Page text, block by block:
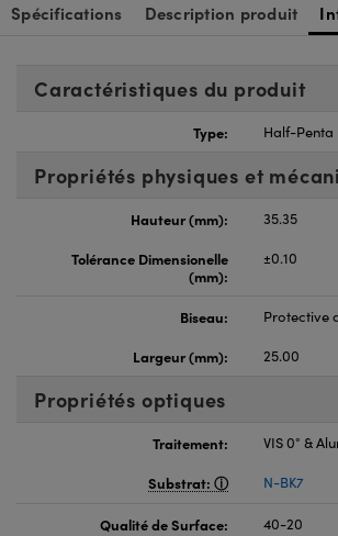
Spécifications Description produit
Caractéristiques du produit
Type: Half-Penta
Propriétés physiques et
Hauteur (mm):
35.35
Tolérance Dimensionelle
(mm):
±0.10
Biseau:
Protective
Largeur (mm):
25.00
Propriétés optiques
Traitement:
VIS 0° &
Substrat:
N-BK7
Qualité de Surface:
40-20